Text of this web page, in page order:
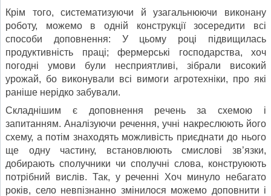
Крім того, систематизуючи й узагальнюючи виконану
роботу, можемо в одній конструкції зосередити всі
способи доповнення: У цьому році підвищилась
продуктивність праці; фермерські господарства, хоч
погодні умови були несприятливі, зібрали високий
урожай, бо виконували всі вимоги агротехніки, про які
раніше нерідко забували.
Складнішим є доповнення речень за схемою і
запитанням. Аналізуючи речення, учні накреслюють його
схему, а потім знаходять можливість приєднати до нього
ще одну частину, встановлюють смислові зв’язки,
добирають сполучники чи сполучні слова, конструюють
потрібний вислів. Так, у реченні Хоч минуло небагато
років, село невпізнанно змінилося можемо доповнити і